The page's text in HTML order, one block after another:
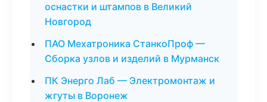
оснастки и штампов в Великий
Новгород
ПАО Мехатроника СтанкоПроф —
Сборка узлов и изделий в Мурманск
ПК Энерго Лаб — Электромонтаж и
жгуты в Воронеж